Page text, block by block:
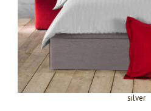
silver